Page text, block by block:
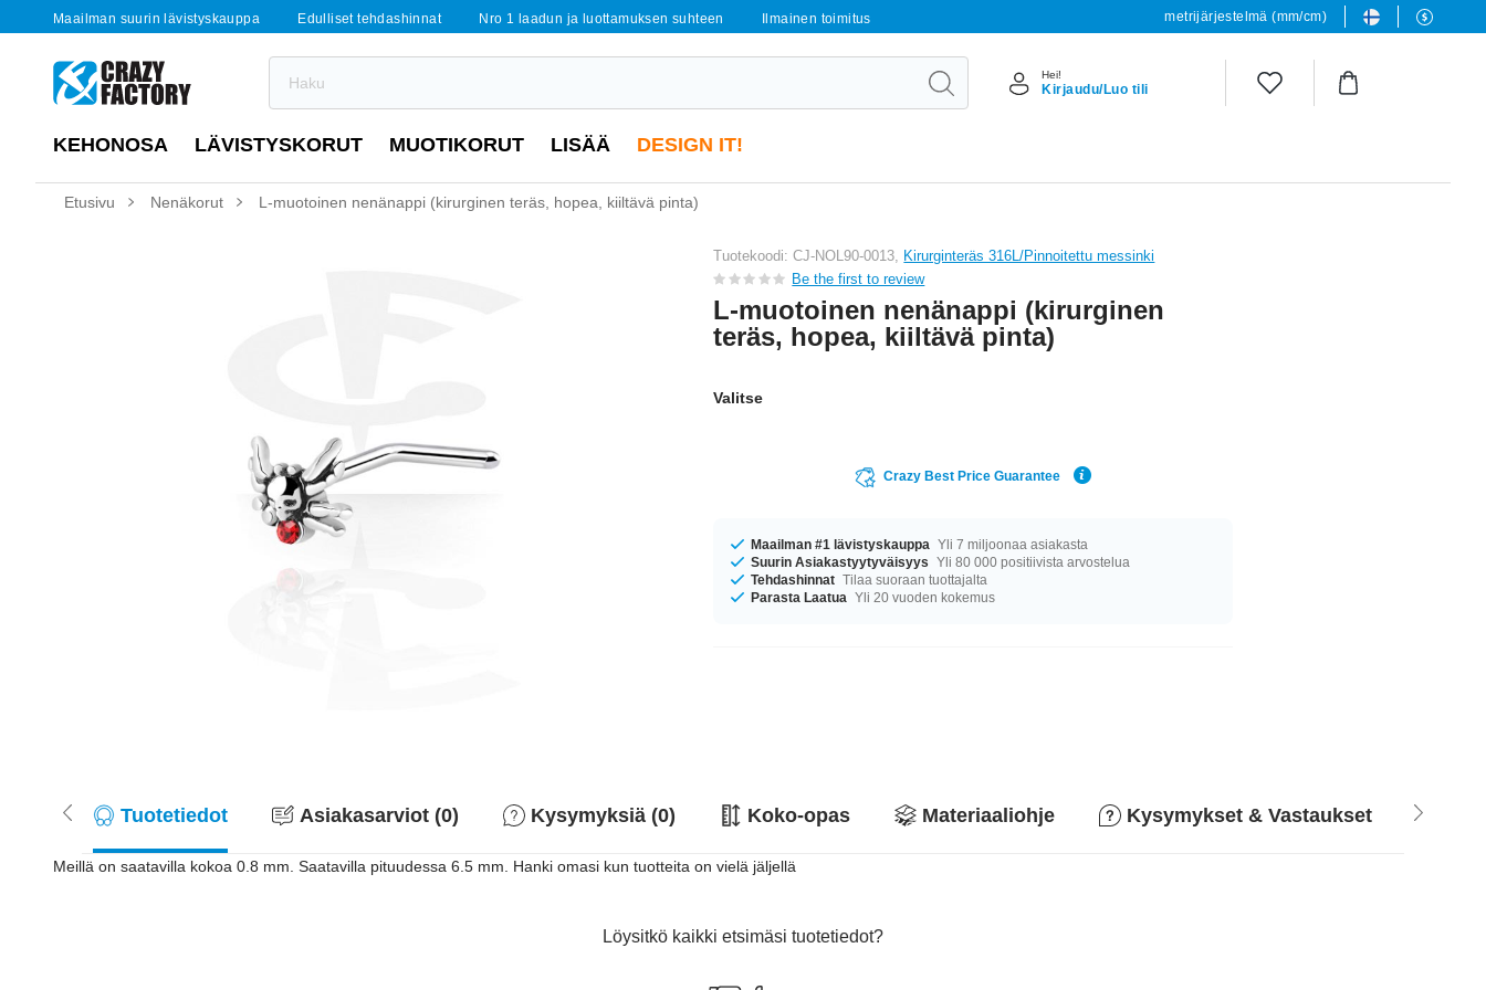
Maailman suurin lävistyskauppa Edulliset tehdashinnat Nro 1 laadun ja luottamuksen suhteen Ilmainen toimitus metrijärjestelmä (mm/cm)
Hei!
Kirjaudu/Luo tili
KEHONOSA LÄVISTYSKORUT MUOTIKORUT LISÄÄ DESIGN IT!
Etusivu Nenäkorut L-muotoinen nenänappi (kirurginen teräs, hopea, kiiltävä pinta)
Tuotekoodi: CJ-NOL90-0013, Kirurginteräs 316L/Pinnoitettu messinki
Be the first to review
L-muotoinen nenänappi (kirurginen
teräs, hopea, kiiltävä pinta)
Valitse
Crazy Best Price Guarantee
Maailman #1 lävistyskauppa Yli 7 miljoonaa asiakasta
Suurin Asiakastyytyväisyys Yli 80 000 positiivista arvostelua
Tehdashinnat Tilaa suoraan tuottajalta
Parasta Laatua Yli 20 vuoden kokemus
Tuotetiedot Asiakasarviot (0) Kysymyksiä (0) Koko-opas Materiaaliohje Kysymykset & Vastaukset
Meillä on saatavilla kokoa 0.8 mm. Saatavilla pituudessa 6.5 mm. Hanki omasi kun tuotteita on vielä jäljellä
Löysitkö kaikki etsimäsi tuotetiedot?